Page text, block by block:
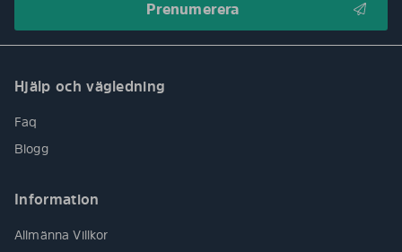
Hjälp och vägledning
Faq
Blogg
Information
Allmänna Villkor